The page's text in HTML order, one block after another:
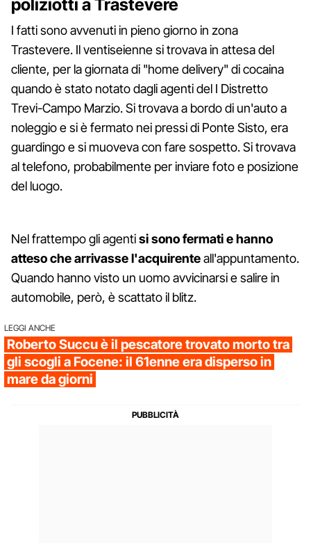
poliziotti a Trastevere
I fatti sono avvenuti in pieno giorno in zona
Trastevere. Il ventiseienne si trovava in attesa del
cliente, per la giornata di "home delivery" di cocaina
quando è stato notato dagli agenti del I Distretto
Trevi-Campo Marzio. Si trovava a bordo di un'auto a
noleggio e si è fermato nei pressi di Ponte Sisto, era
guardingo e si muoveva con fare sospetto. Si trovava
al telefono, probabilmente per inviare foto e posizione
del luogo.
Nel frattempo gli agentisi sono fermati e hanno
atteso che arrivasse l'acquirenteall'appuntamento.
Quando hanno visto un uomo avvicinarsi e salire in
automobile, però, è scattato il blitz.
LEGGI ANCHE
Roberto Succu è il pescatore trovato morto tra
gli scogli a Focene: il 61enne era disperso in
mare da giorni